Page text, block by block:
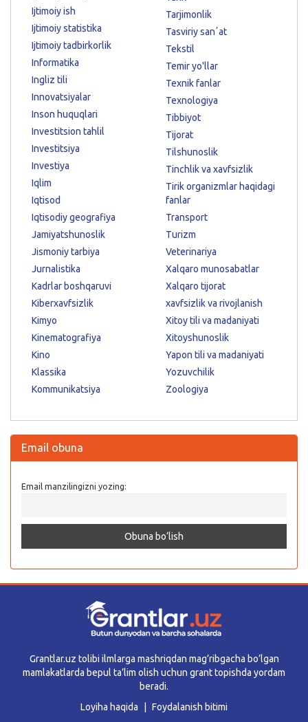
Ijtimoiy ish
Ijtimoiy statistika
Ijtimoiy tadbirkorlik
Informatika
Ingliz tili
Innovatsiyalar
Inson huquqlari
Investitsion tahlil
Investitsiya
Investiya
Iqlim
Iqtisod
Iqtisodiy geografiya
Jamiyatshunoslik
Jismoniy tarbiya
Jurnalistika
Kadrlar boshqaruvi
Kiberxavfsizlik
Kimyo
Kinematografiya
Kino
Klassika
Kommunikatsiya
Tarjimonlik
Tasviriy sanʼat
Tekstil
Temir yo'llar
Texnik fanlar
Texnologiya
Tibbiyot
Tijorat
Tilshunoslik
Tinchlik va xavfsizlik
Tirik organizmlar haqidagi
fanlar
Transport
Turizm
Veterinariya
Xalqaro munosabatlar
Xalqaro tijorat
xavfsizlik va rivojlanish
Xitoy tili va madaniyati
Xitoyshunoslik
Yapon tili va madaniyati
Yozuvchilik
Zoologiya
Email obuna
Email manzilingizni yozing:
Grantlar.uz tolibi ilmlarga mashriqdan mag’ribgacha bo’lgan
mamlakatlarda bepul ta’lim olish uchun grant topishda yordam
beradi.
Loyiha haqida
Foydalanish bitimi